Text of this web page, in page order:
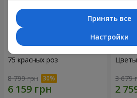
75 красных роз
8 799 грн 3 679
Принять все
Настройки